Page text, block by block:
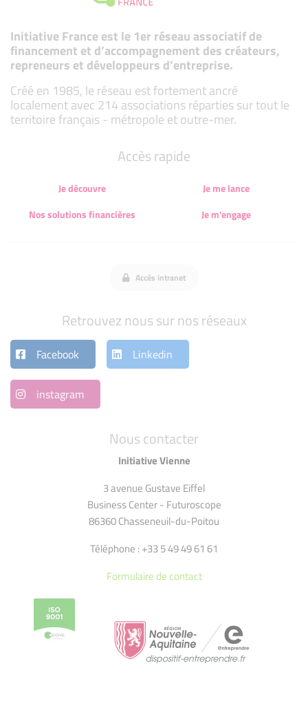
Initiative France est le 1er réseau associatif de
financement et d’accompagnement des créateurs,
repreneurs et développeurs d’entreprise.
Créé en 1985, le réseau est fortement ancré
localement avec 214 associations réparties sur tout le
territoire français - métropole et outre-mer.
Nous contacter
Initiative Vienne
3 avenue Gustave Eiffel
Business Center - Futuroscope
86360 Chasseneuil-du-Poitou
Téléphone : +33 5 49 49 61 61
Formulaire de contact
Accès rapide
Je découvre
Je me lance
Nos solutions financières
Je m'engage
Accès intranet
Retrouvez nous sur nos réseaux
Facebook Linkedin
instagram